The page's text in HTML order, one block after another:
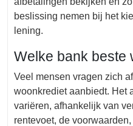
beslissing nemen bij het
lening.
Welke bank beste
Veel mensen vragen zich
woonkrediet aanbiedt. Het
variëren, afhankelijk van
rentevoet, de